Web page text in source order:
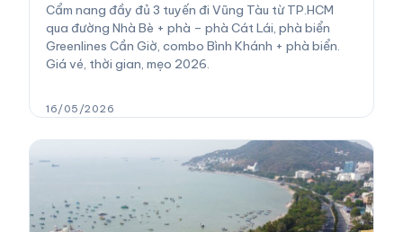
Cẩm nang đầy đủ 3 tuyến đi Vũng Tàu từ TP.HCM
qua đường Nhà Bè + phà – phà Cát Lái, phà biển
Greenlines Cần Giờ, combo Bình Khánh + phà biển.
Giá vé, thời gian, mẹo 2026.
16/05/2026